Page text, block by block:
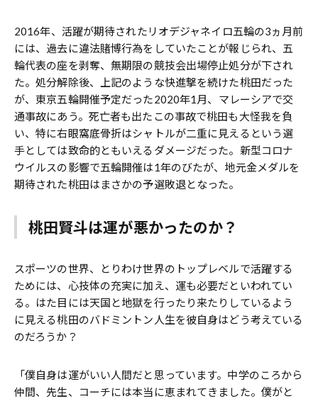
2016年、活躍が期待されたリオデジャネイロ五輪の3ヵ月前
には、過去に違法賭博行為をしていたことが報じられ、五
輪代表の座を剥奪、無期限の競技会出場停止処分が下され
た。処分解除後、上記のような快進撃を続けた桃田だった
が、東京五輪開催予定だった2020年1月、マレーシアで交
通事故にあう。死亡者も出たこの事故で桃田も大怪我を負
い、特に右眼窩底骨折はシャトルが二重に見えるという選
手としては致命的ともいえるダメージだった。新型コロナ
ウイルスの影響で五輪開催は1年のびたが、地元金メダルを
期待された桃田はまさかの予選敗退となった。
桃田賢斗は運が悪かったのか？
スポーツの世界、とりわけ世界のトップレベルで活躍する
ためには、心技体の充実に加え、運も必要だといわれてい
る。はた目には天国と地獄を行ったり来たりしているよう
に見える桃田のバドミントン人生を彼自身はどう考えている
のだろうか？
「僕自身は運がいい人間だと思っています。中学のころから
仲間、先生、コーチには本当に恵まれてきました。僕がと